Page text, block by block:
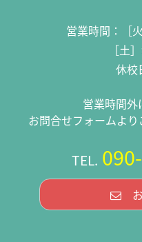
営業時間：［
［土
休校
営業時間
お問合せフォームより
TEL.
お